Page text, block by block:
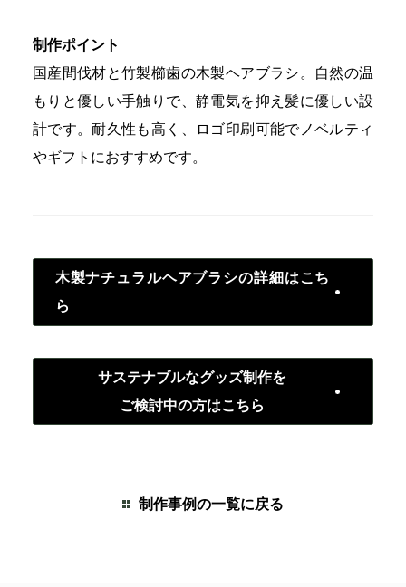
制作ポイント
国産間伐材と竹製櫛歯の木製ヘアブラシ。自然の温
もりと優しい手触りで、静電気を抑え髪に優しい設
計です。耐久性も高く、ロゴ印刷可能でノベルティ
やギフトにおすすめです。
木製ナチュラルヘアブラシの詳細はこち
ら
サステナブルなグッズ制作を
ご検討中の方はこちら
制作事例の一覧に戻る